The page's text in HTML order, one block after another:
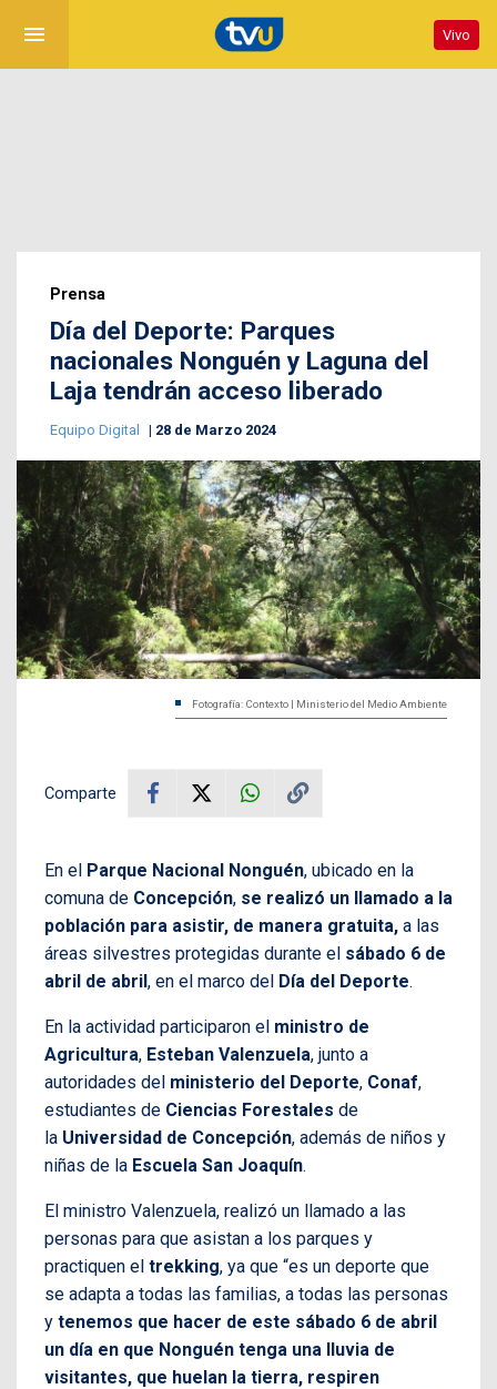
menu Vivo
Prensa
Día del Deporte: Parques
nacionales Nonguén y Laguna del
Laja tendrán acceso liberado
Equipo Digital 28 de Marzo 2024
Fotografía: Contexto | Ministerio del Medio Ambiente
Comparte
En el Parque Nacional Nonguén, ubicado en la
comuna de Concepción, se realizó un llamado a la
población para asistir, de manera gratuita, a las
áreas silvestres protegidas durante el sábado 6 de
abril de abril, en el marco del Día del Deporte.
En la actividad participaron el ministro de
Agricultura, Esteban Valenzuela, junto a
autoridades del ministerio del Deporte, Conaf,
estudiantes de Ciencias Forestales de
la Universidad de Concepción, además de niños y
niñas de la Escuela San Joaquín.
El ministro Valenzuela, realizó un llamado a las
personas para que asistan a los parques y
practiquen el trekking, ya que “es un deporte que
se adapta a todas las familias, a todas las personas
y tenemos que hacer de este sábado 6 de abril
un día en que Nonguén tenga una lluvia de
visitantes, que huelan la tierra, respiren